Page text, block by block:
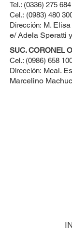
Tel.: (0336) 275 684
Cel.: (0983) 480
Dirección: M.
e/ Adela Speratti
SUC. CORONEL
Cel.: (0986) 658
Dirección: Mcal.
Marcelino